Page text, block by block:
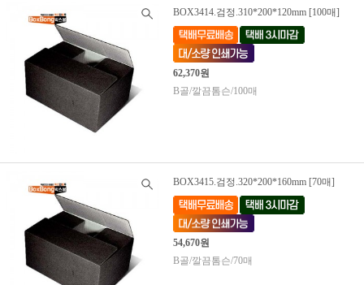
BOX3414.검정.310*200*120mm [100매]
62,370원
B골/깔끔톰슨/100매
BOX3415.검정.320*200*160mm [70매]
54,670원
B골/깔끔톰슨/70매